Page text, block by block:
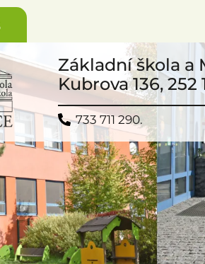
Základní škola a
Kubrova 136, 252
733 711 290.